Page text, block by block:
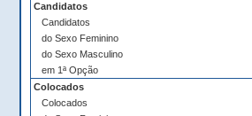
Candidatos
Candidatos
do Sexo Feminino
do Sexo Masculino
em 1ª Opção
Colocados
Colocados